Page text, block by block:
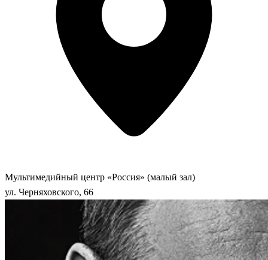
Мультимедийный центр «Россия» (малый зал)
ул. Черняховского, 66